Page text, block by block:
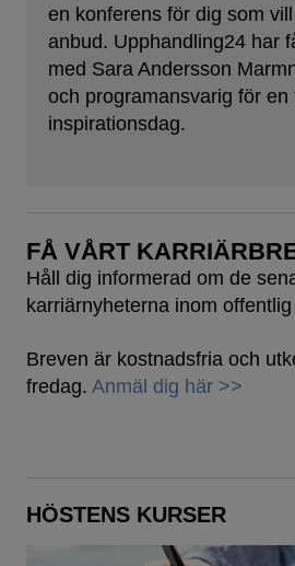
en konferens för dig som
anbud. Upphandling24 har
med Sara Andersson
och programansvarig för en
inspirationsdag.
FÅ VÅRT
Håll dig informerad om de
karriärnyheterna inom
Breven är kostnadsfria och
fredag. Anmäl dig här >>
HÖSTENS KURSER